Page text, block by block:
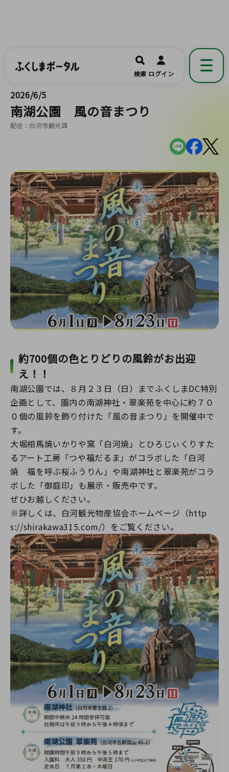
福島県公式の地域情報ポータルアプリ
開く
検索 ログイン
2026/6/5
南湖公園 風の音まつり
配信：白河市観光課
約700個の色とりどりの風鈴がお出迎
え！！
南湖公園では、８月２３日（日）までふくしまDC特別
企画として、園内の南湖神社・翠楽苑を中心に約７０
０個の風鈴を飾り付けた「風の音まつり」を開催中で
す。
大堀相馬焼いかりや窯「白河焼」とひろじぃくりすた
るアート工房「つや福だるま」がコラボした「白河
焼 福を呼ぶ桜ふうりん」や南湖神社と翠楽苑がコラ
ボした「御庭印」も展示・販売中です。
ぜひお越しください。
※詳しくは、白河観光物産協会ホームページ（http
s://shirakawa315.com/）をご覧ください。